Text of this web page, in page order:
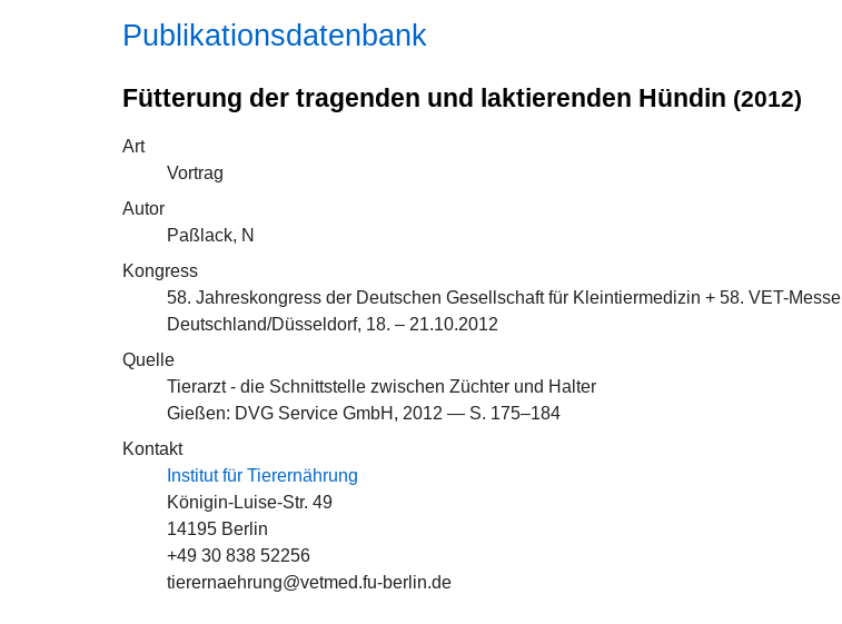
Publikationsdatenbank
Fütterung der tragenden und laktierenden Hündin (2012)
Art
Vortrag
Autor
Paßlack, N
Kongress
58. Jahreskongress der Deutschen Gesellschaft für Kleintiermedizin + 58. VET-Messe
Deutschland/Düsseldorf, 18. – 21.10.2012
Quelle
Tierarzt - die Schnittstelle zwischen Züchter und Halter
Gießen: DVG Service GmbH, 2012 — S. 175–184
Kontakt
Institut für Tierernährung
Königin-Luise-Str. 49
14195 Berlin
+49 30 838 52256
tierernaehrung@vetmed.fu-berlin.de